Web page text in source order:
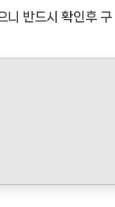
니 반드시 확인후 구